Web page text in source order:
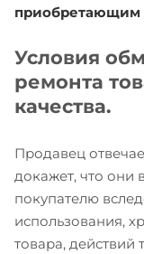
приобретающим
Условия
ремонта
качества.
Продавец
докажет, что они
покупателю
использования,
товара,